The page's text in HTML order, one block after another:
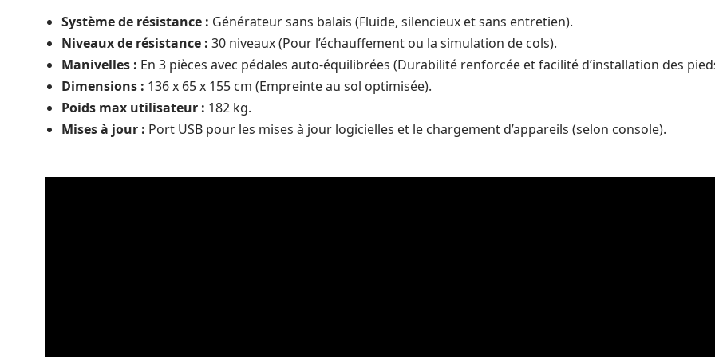
Système de résistance : Générateur sans balais (Fluide, silencieux et sans entretien).
Niveaux de résistance : 30 niveaux (Pour l’échauffement ou la simulation de cols).
Manivelles : En 3 pièces avec pédales auto-équilibrées (Durabilité renforcée et facilité d’installation des
Dimensions : 136 x 65 x 155 cm (Empreinte au sol optimisée).
Poids max utilisateur : 182 kg.
Mises à jour : Port USB pour les mises à jour logicielles et le chargement d’appareils (selon console).